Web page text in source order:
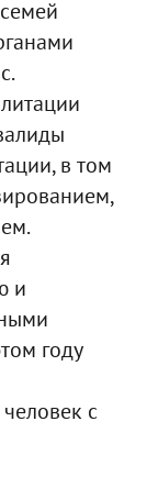
в том
и
году
с